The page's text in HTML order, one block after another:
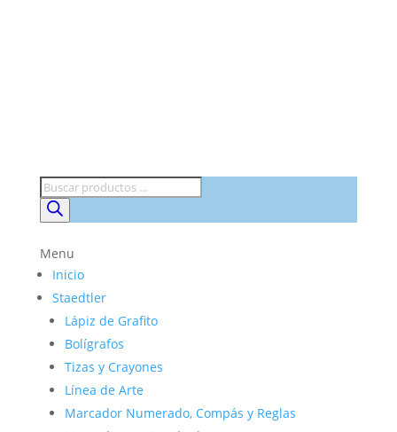
Búsqueda
de
productos
Menu
Inicio
Staedtler
Lápiz de Grafito
Bolígrafos
Tizas y Crayones
Línea de Arte
Marcador Numerado, Compás y Reglas